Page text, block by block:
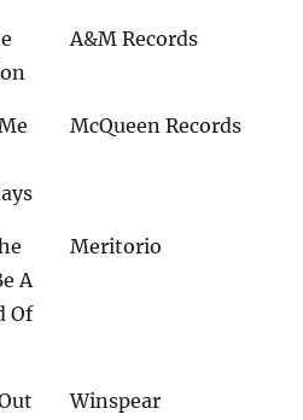
A&M Records
McQueen Records
A
Of
Meritorio
Winspear